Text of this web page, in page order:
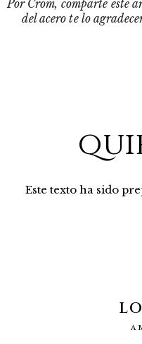
Por Crom, comparte este
del acero te lo
Este texto ha sido